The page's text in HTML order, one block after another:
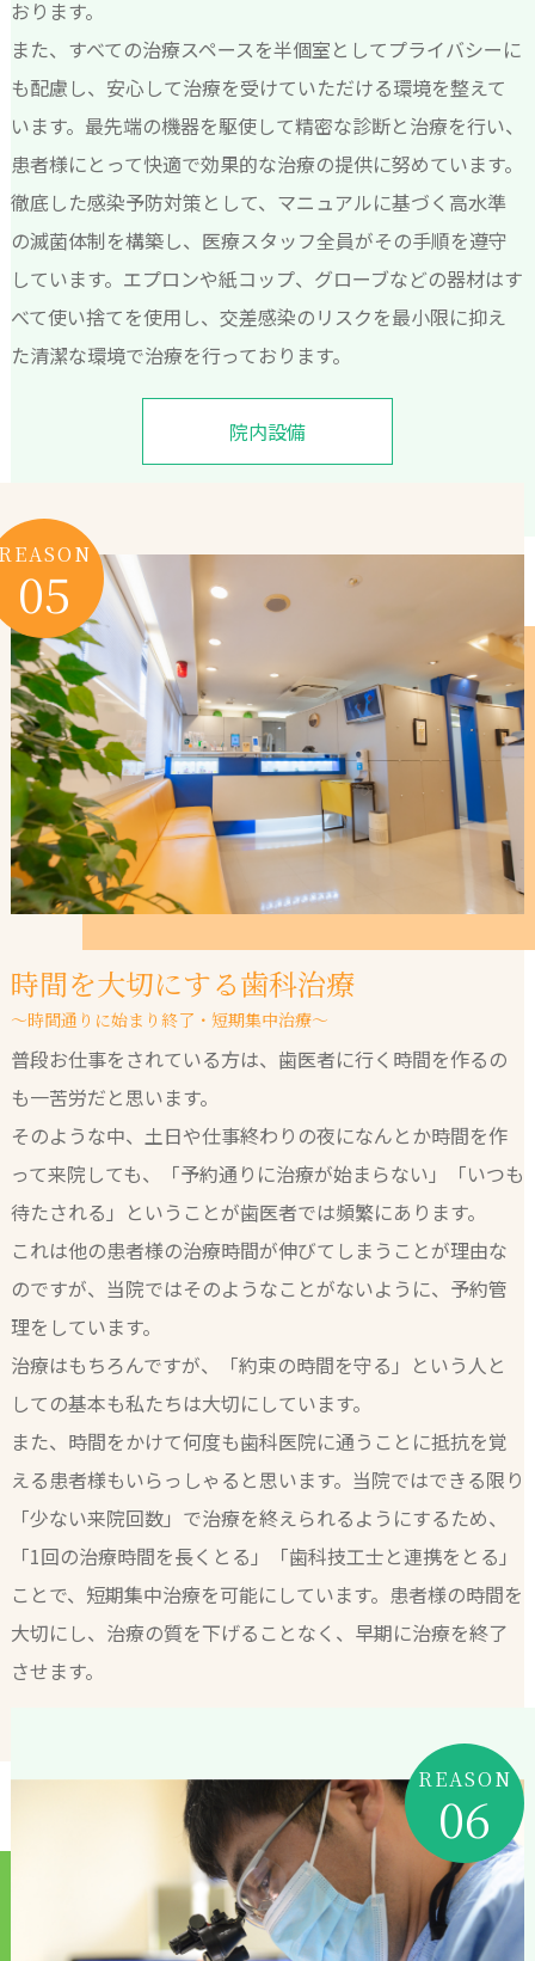
おります。
また、すべての治療スペースを半個室としてプライバシーに
も配慮し、安心して治療を受けていただける環境を整えて
います。最先端の機器を駆使して精密な診断と治療を行い、
患者様にとって快適で効果的な治療の提供に努めています。
徹底した感染予防対策として、マニュアルに基づく高水準
の滅菌体制を構築し、医療スタッフ全員がその手順を遵守
しています。エプロンや紙コップ、グローブなどの器材はす
べて使い捨てを使用し、交差感染のリスクを最小限に抑え
た清潔な環境で治療を行っております。
院内設備
05
時間を大切にする歯科治療
～時間通りに始まり終了・短期集中治療～
普段お仕事をされている方は、歯医者に行く時間を作るの
も一苦労だと思います。
そのような中、土日や仕事終わりの夜になんとか時間を作
って来院しても、「予約通りに治療が始まらない」「いつも
待たされる」ということが歯医者では頻繁にあります。
これは他の患者様の治療時間が伸びてしまうことが理由な
のですが、当院ではそのようなことがないように、予約管
理をしています。
治療はもちろんですが、「約束の時間を守る」という人と
しての基本も私たちは大切にしています。
また、時間をかけて何度も歯科医院に通うことに抵抗を覚
える患者様もいらっしゃると思います。当院ではできる限り
「少ない来院回数」で治療を終えられるようにするため、
「1回の治療時間を長くとる」「歯科技工士と連携をとる」
ことで、短期集中治療を可能にしています。患者様の時間を
大切にし、治療の質を下げることなく、早期に治療を終了
させます。
REASON
06